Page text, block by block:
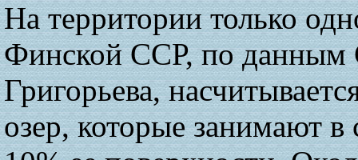
На территории только
Финской ССР, по
Григорьева,
озер, которые занимают в